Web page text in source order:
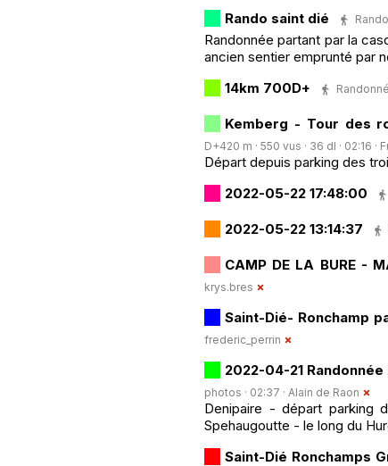
Rando saint dié
Randonnée partant par la
ancien sentier emprunté par
14km 700D+
Kemberg - Tour des
D+420 m · 550 vus · 36 dl · 02:16 ·
Départ depuis parking des
2022-05-22 17:48:00
2022-05-22 13:14:37
CAMP DE LA BURE -
krys.bres
Saint-Dié- Ronchamp
frederic_perrin
2022-04-21
photos · 02:37 · Alain de Raon
Denipaire - départ
Spehaugoutte - le long du
Saint-Dié Ronchamps